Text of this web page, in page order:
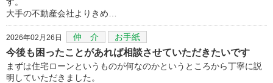
大手の不動産会社よりきめ…
2026年02月26日 仲 介 お手紙
今後も困ったことがあれば相談させていただきたいです
まずは住宅ローンというものが何なのかというところから丁寧に説
明していただきました。